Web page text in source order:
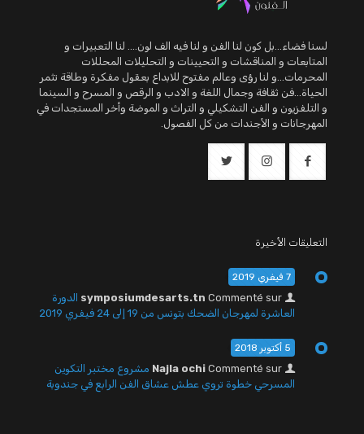
لسنا فضاء...بل كون لنا الفن و لنا فيه الف لون.... لنا التعبيرات و
المتابعات و المناقشات و التحيينات و التحليلات المحللات
المحرمات...و لنا رؤى وعالم مفتوح للابداع بعقول مفكرة وطاقة تثمر
الحياة...فن ثقافة وجمال اللغة و الادب و الرقص و المسرح و السينما
و التلفزيون و الفن التشكيلي و التراث و الموضة وأخر المستجدات في
المهرجانات و الأجندات من كل الفصول.
التعليقات الأخيرة
7 فيفري 2019
symposiumdesarts.tn Commenté sur
الدورة
العاشرة لمهرجان الضحك بتونس من 19 إلى 24 فيفري 2019
5 أكتوبر 2018
Najla ochi Commenté sur
مشروع مختبر التكوين
المسرحي خطوة تروي عطش عشاق الفن الرابع في جندوبة